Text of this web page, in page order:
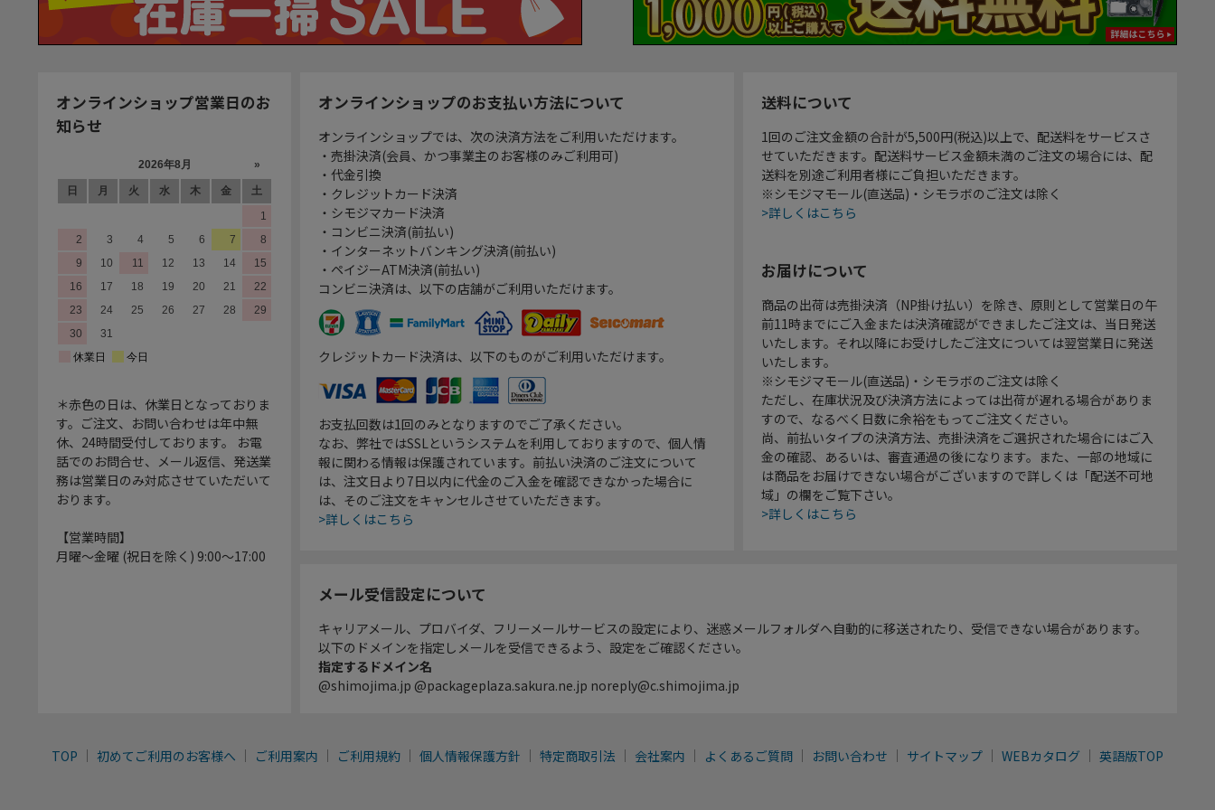
オンラインショップ営業日のお
知らせ
＊赤色の日は、休業日となっておりま
す。ご注文、お問い合わせは年中無
休、24時間受付しております。 お電
話でのお問合せ、メール返信、発送業
務は営業日のみ対応させていただいて
おります。
【営業時間】
月曜～金曜 (祝日を除く) 9:00～17:00
オンラインショップのお支払い方法について
オンラインショップでは、次の決済方法をご利用いただけます。
・売掛決済(会員、かつ事業主のお客様のみご利用可)
・代金引換
・クレジットカード決済
・シモジマカード決済
・コンビニ決済(前払い)
・インターネットバンキング決済(前払い)
・ペイジーATM決済(前払い)
コンビニ決済は、以下の店舗がご利用いただけます。
クレジットカード決済は、以下のものがご利用いただけます。
お支払回数は1回のみとなりますのでご了承ください。
なお、弊社ではSSLというシステムを利用しておりますので、個人情
報に関わる情報は保護されています。前払い決済のご注文について
は、注文日より7日以内に代金のご入金を確認できなかった場合に
は、そのご注文をキャンセルさせていただきます。
>詳しくはこちら
送料について
1回のご注文金額の合計が5,500円(税込)以上で、配送料をサービスさ
せていただきます。配送料サービス金額未満のご注文の場合には、配
送料を別途ご利用者様にご負担いただきます。
※シモジマモール(直送品)・シモラボのご注文は除く
>詳しくはこちら
お届けについて
商品の出荷は売掛決済（NP掛け払い）を除き、原則として営業日の午
前11時までにご入金または決済確認ができましたご注文は、当日発送
いたします。それ以降にお受けしたご注文については翌営業日に発送
いたします。
※シモジマモール(直送品)・シモラボのご注文は除く
ただし、在庫状況及び決済方法によっては出荷が遅れる場合がありま
すので、なるべく日数に余裕をもってご注文ください。
尚、前払いタイプの決済方法、売掛決済をご選択された場合にはご入
金の確認、あるいは、審査通過の後になります。また、一部の地域に
は商品をお届けできない場合がございますので詳しくは「配送不可地
域」の欄をご覧下さい。
>詳しくはこちら
メール受信設定について
キャリアメール、プロバイダ、フリーメールサービスの設定により、迷惑メールフォルダへ自動的に移送されたり、受信できない場合があります。
以下のドメインを指定しメールを受信できるよう、設定をご確認ください。
指定するドメイン名
@shimojima.jp @packageplaza.sakura.ne.jp noreply@c.shimojima.jp
TOP 初めてご利用のお客様へ ご利用案内 ご利用規約 個人情報保護方針 特定商取引法 会社案内 よくあるご質問 お問い合わせ サイトマップ WEBカタログ 英語版TOP